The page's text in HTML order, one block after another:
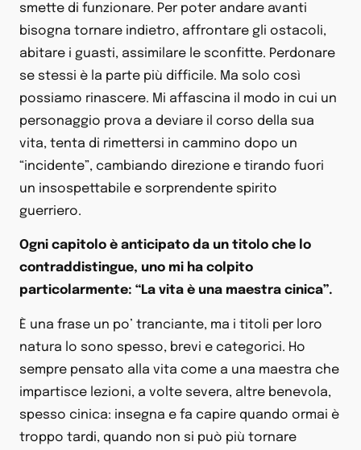
smette di funzionare. Per poter andare avanti
bisogna tornare indietro, affrontare gli ostacoli,
abitare i guasti, assimilare le sconfitte. Perdonare
se stessi è la parte più difficile. Ma solo così
possiamo rinascere. Mi affascina il modo in cui un
personaggio prova a deviare il corso della sua
vita, tenta di rimettersi in cammino dopo un
“incidente”, cambiando direzione e tirando fuori
un insospettabile e sorprendente spirito
guerriero.
Ogni capitolo è anticipato da un titolo che lo
contraddistingue, uno mi ha colpito
particolarmente: “La vita è una maestra cinica”.
È una frase un po’ tranciante, ma i titoli per loro
natura lo sono spesso, brevi e categorici. Ho
sempre pensato alla vita come a una maestra che
impartisce lezioni, a volte severa, altre benevola,
spesso cinica: insegna e fa capire quando ormai è
troppo tardi, quando non si può più tornare